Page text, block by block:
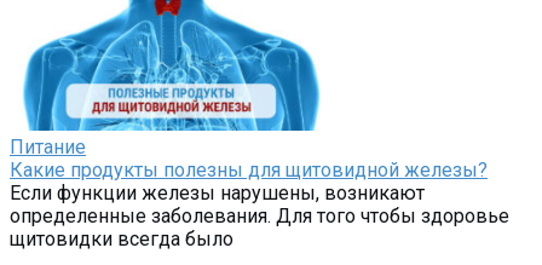
Питание
Какие продукты полезны для щитовидной железы?
Если функции железы нарушены, возникают
определенные заболевания. Для того чтобы здоровье
щитовидки всегда было